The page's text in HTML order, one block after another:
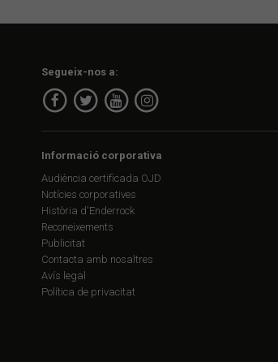
Segueix-nos a:
Informació corporativa
Audiència certificada OJD
Notícies corporatives
Història d'Enderrock
Reconeixements
Publicitat
Contacta amb nosaltres
Avís legal
Política de privacitat